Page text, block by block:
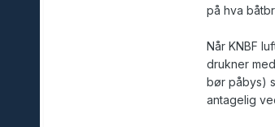
på hva
Når KNBF
drukner
bør påbys)
antagelig